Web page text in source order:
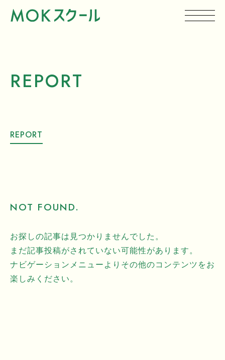
REPORT
REPORT
NOT FOUND.
お探しの記事は見つかりませんでした。
まだ記事投稿がされていない可能性があります。
ナビゲーションメニューよりその他のコンテンツをお
楽しみください。